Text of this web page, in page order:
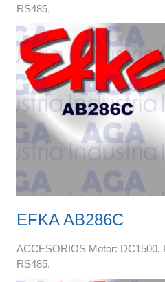
RS485.
EFKA AB286C
ACCESORIOS Motor: DC1500.
RS485.